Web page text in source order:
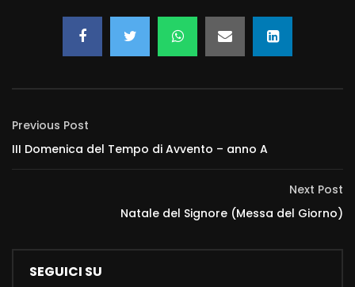
Previous Post
III Domenica del Tempo di Avvento – anno A
Next Post
Natale del Signore (Messa del Giorno)
SEGUICI SU